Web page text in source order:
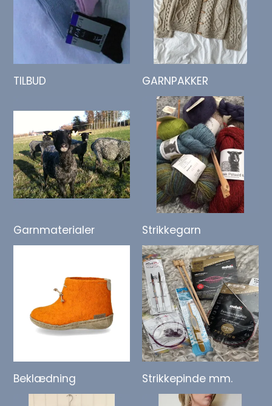
TILBUD GARNPAKKER
Garnmaterialer Strikkegarn
Beklædning Strikkepinde mm.